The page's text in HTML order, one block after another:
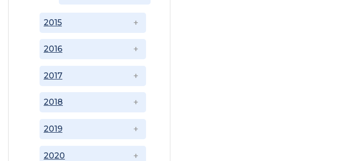
2015
2016
2017
2018
2019
2020